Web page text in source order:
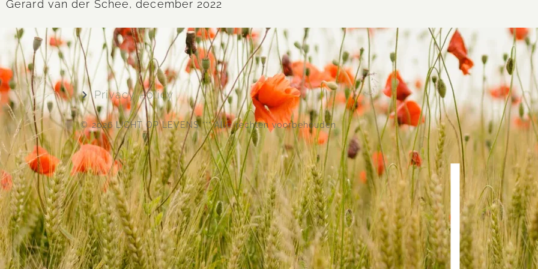
Gerard van der Schee, december 2022
Privacy Policy
© 2026 LICHT OP LEVENS *** Alle rechten voorbehouden